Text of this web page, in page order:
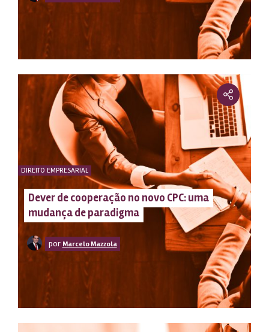
DIREITO EMPRESARIAL
Dever de cooperação no novo CPC: uma
mudança de paradigma
por Marcelo Mazzola